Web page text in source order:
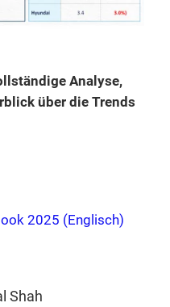
Analyse,
über die Trends
2025 (Englisch)
Shah